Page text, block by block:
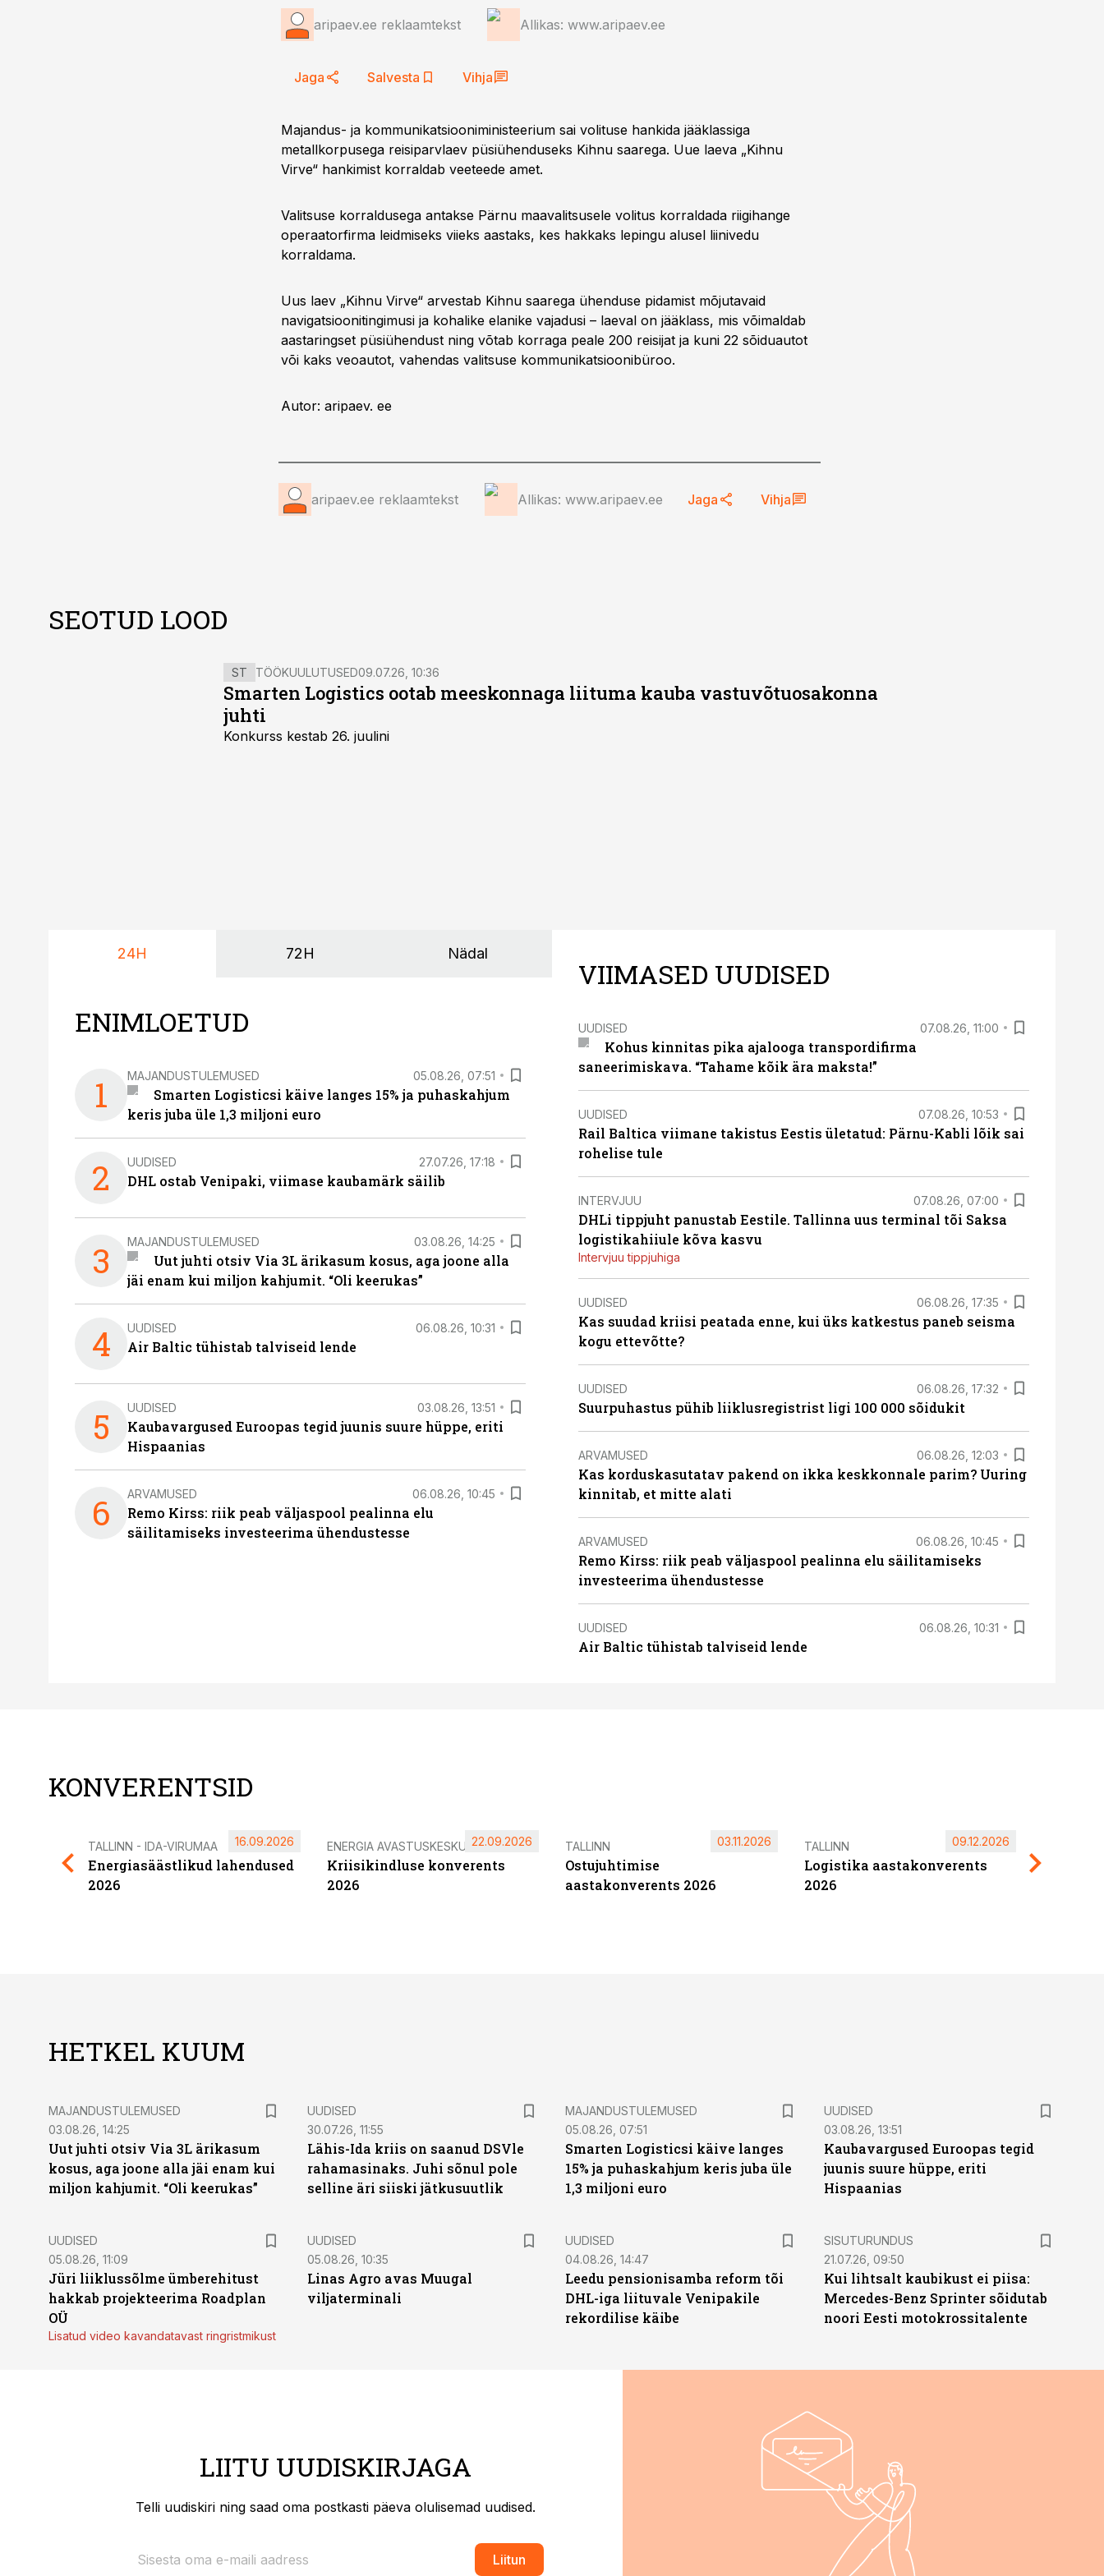
aripaev.ee reklaamtekst Allikas: www.aripaev.ee
Jaga Salvesta Vihja
Majandus- ja kommunikatsiooniministeerium sai volituse hankida jääklassiga
metallkorpusega reisiparvlaev püsiühenduseks Kihnu saarega. Uue laeva „Kihnu
Virve“ hankimist korraldab veeteede amet.
Valitsuse korraldusega antakse Pärnu maavalitsusele volitus korraldada riigihange
operaatorfirma leidmiseks viieks aastaks, kes hakkaks lepingu alusel liinivedu
korraldama.
Uus laev „Kihnu Virve“ arvestab Kihnu saarega ühenduse pidamist mõjutavaid
navigatsioonitingimusi ja kohalike elanike vajadusi – laeval on jääklass, mis võimaldab
aastaringset püsiühendust ning võtab korraga peale 200 reisijat ja kuni 22 sõiduautot
või kaks veoautot, vahendas valitsuse kommunikatsioonibüroo.
Autor: aripaev. ee
aripaev.ee reklaamtekst Allikas: www.aripaev.ee Jaga Vihja
SEOTUD LOOD
ST TÖÖKUULUTUSED09.07.26, 10:36
Smarten Logistics ootab meeskonnaga liituma kauba vastuvõtuosakonna
juhti
Konkurss kestab 26. juulini
24H 72H Nädal
ENIMLOETUD
1 MAJANDUSTULEMUSED 05.08.26, 07:51
Smarten Logisticsi käive langes 15% ja puhaskahjum
keris juba üle 1,3 miljoni euro
2 UUDISED 27.07.26, 17:18
DHL ostab Venipaki, viimase kaubamärk säilib
3 MAJANDUSTULEMUSED 03.08.26, 14:25
Uut juhti otsiv Via 3L ärikasum kosus, aga joone alla
jäi enam kui miljon kahjumit. “Oli keerukas”
4 UUDISED 06.08.26, 10:31
Air Baltic tühistab talviseid lende
5 UUDISED 03.08.26, 13:51
Kaubavargused Euroopas tegid juunis suure hüppe, eriti
Hispaanias
6 ARVAMUSED 06.08.26, 10:45
Remo Kirss: riik peab väljaspool pealinna elu
säilitamiseks investeerima ühendustesse
VIIMASED UUDISED
UUDISED 07.08.26, 11:00
Kohus kinnitas pika ajalooga transpordifirma
saneerimiskava. “Tahame kõik ära maksta!”
UUDISED 07.08.26, 10:53
Rail Baltica viimane takistus Eestis ületatud: Pärnu-Kabli lõik sai
rohelise tule
INTERVJUU 07.08.26, 07:00
DHLi tippjuht panustab Eestile. Tallinna uus terminal tõi Saksa
logistikahiiule kõva kasvu
Intervjuu tippjuhiga
UUDISED 06.08.26, 17:35
Kas suudad kriisi peatada enne, kui üks katkestus paneb seisma
kogu ettevõtte?
UUDISED 06.08.26, 17:32
Suurpuhastus pühib liiklusregistrist ligi 100 000 sõidukit
ARVAMUSED 06.08.26, 12:03
Kas korduskasutatav pakend on ikka keskkonnale parim? Uuring
kinnitab, et mitte alati
ARVAMUSED 06.08.26, 10:45
Remo Kirss: riik peab väljaspool pealinna elu säilitamiseks
investeerima ühendustesse
UUDISED 06.08.26, 10:31
Air Baltic tühistab talviseid lende
KONVERENTSID
TALLINN - IDA-VIRUMAA
Energiasäästlikud lahendused
2026
16.09.2026 ENERGIA AVASTUSKESKUS
Kriisikindluse konverents
2026
22.09.2026 TALLINN
Ostujuhtimise
aastakonverents 2026
03.11.2026 TALLINN
Logistika aastakonverents
2026
09.12.2026
HETKEL KUUM
MAJANDUSTULEMUSED
03.08.26, 14:25
Uut juhti otsiv Via 3L ärikasum
kosus, aga joone alla jäi enam kui
miljon kahjumit. “Oli keerukas”
UUDISED
30.07.26, 11:55
Lähis-Ida kriis on saanud DSVle
rahamasinaks. Juhi sõnul pole
selline äri siiski jätkusuutlik
MAJANDUSTULEMUSED
05.08.26, 07:51
Smarten Logisticsi käive langes
15% ja puhaskahjum keris juba üle
1,3 miljoni euro
UUDISED
03.08.26, 13:51
Kaubavargused Euroopas tegid
juunis suure hüppe, eriti
Hispaanias
UUDISED
05.08.26, 11:09
Jüri liiklussõlme ümberehitust
hakkab projekteerima Roadplan
OÜ
Lisatud video kavandatavast ringristmikust
UUDISED
05.08.26, 10:35
Linas Agro avas Muugal
viljaterminali
UUDISED
04.08.26, 14:47
Leedu pensionisamba reform tõi
DHL-iga liituvale Venipakile
rekordilise käibe
ST
SISUTURUNDUS
21.07.26, 09:50
Kui lihtsalt kaubikust ei piisa:
Mercedes-Benz Sprinter sõidutab
noori Eesti motokrossitalente
LIITU UUDISKIRJAGA
Telli uudiskiri ning saad oma postkasti päeva olulisemad uudised.
Liitun